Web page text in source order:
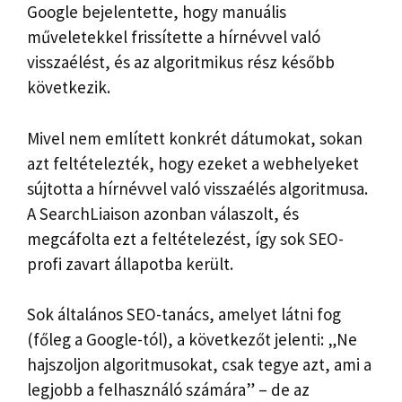
Google bejelentette, hogy manuális
műveletekkel frissítette a hírnévvel való
visszaélést, és az algoritmikus rész később
következik.
Mivel nem említett konkrét dátumokat, sokan
azt feltételezték, hogy ezeket a webhelyeket
sújtotta a hírnévvel való visszaélés algoritmusa.
A SearchLiaison azonban válaszolt, és
megcáfolta ezt a feltételezést, így sok SEO-
profi zavart állapotba került.
Sok általános SEO-tanács, amelyet látni fog
(főleg a Google-tól), a következőt jelenti: „Ne
hajszoljon algoritmusokat, csak tegye azt, ami a
legjobb a felhasználó számára” – de az